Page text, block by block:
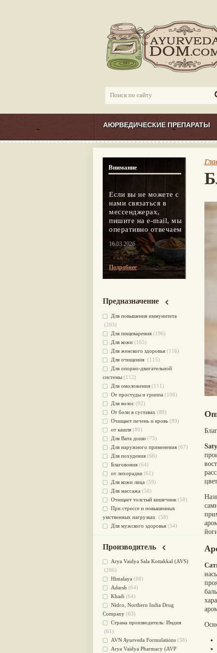
АЮРВЕДИЧЕСКИЕ ПРЕПАРАТЫ
Внимание
Если вы не можете с
нами связаться в
мессенджерах,
пишите на e-mail, мы
оперативно отвечаем
16.03.2026
Подробнее
Предназначение
Для повышения иммунитета
(203)
Для пищеварения (196)
Для кожи (165)
Для женского здоровья (116)
Для очищения (115)
Для опорно-двигательной
системы (112)
Для омоложения (111)
От простуды и гриппа (106)
Для волос (92)
От боли в суставах (89)
Очищает печень и кровь (89)
от кашля (80)
Для Вата доши (75)
Для наружного применения (67)
Для похудения (66)
Благовония (64)
от лихорадки (61)
Для кожи лица (59)
Для массажа (58)
Очищает толстый кишечник (58)
При стрессе и повышенных
умственных нагрузках (58)
Для мужского здоровья (54)
применения
(51)
Для приготовления пищи(49)
от инфекций мочеполовой
системы(49)
Для стабилизации деятельности
ЦНС(47)
для суставов(47)
Лечит опухоли и отеки
Для медитации(44)
выводит токсины
Для здоровья печени(41)
Для тела(39)
Производитель
Arya Vaidya Sala Kottakkal (AVS)
(286)
Himalaya (86)
Adarsh (64)
Khadi (64)
Nidсo, Northern India Drug
Company (63)
Страна производитель: Индия
(61)
AVN Ayurveda Formulations (58)
Arya Vaidya Pharmacy (AVP